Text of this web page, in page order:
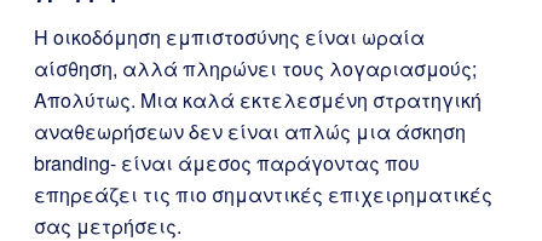
Η οικοδόμηση εμπιστοσύνης είναι ωραία
αίσθηση, αλλά πληρώνει τους λογαριασμούς;
Απολύτως. Μια καλά εκτελεσμένη στρατηγική
αναθεωρήσεων δεν είναι απλώς μια άσκηση
branding- είναι άμεσος παράγοντας που
επηρεάζει τις πιο σημαντικές επιχειρηματικές
σας μετρήσεις.